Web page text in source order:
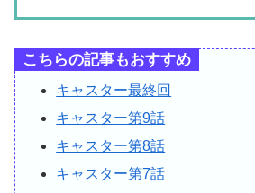
こちらの記事もおすすめ
キャスター最終回
キャスター第9話
キャスター第8話
キャスター第7話